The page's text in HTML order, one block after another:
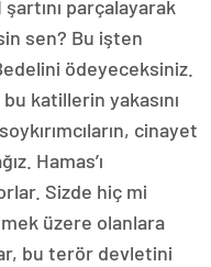
parçalayarak
sen? Bu işten
ödeyeceksiniz.
katillerin yakasını
cinayet
Hamas’ı
Sizde hiç mi
üzere olanlara
bu terör devletini